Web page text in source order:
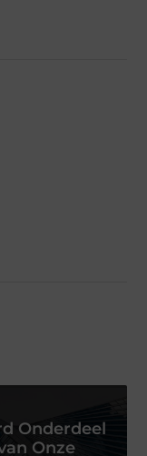
Onderdeel
Onze